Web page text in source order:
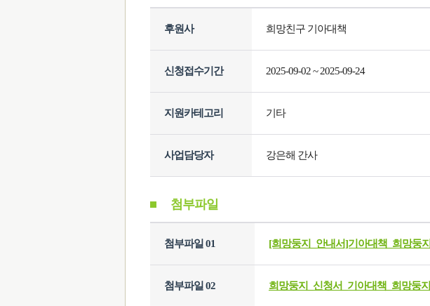
후원사 희망친구 기아대책
신청접수기간 2025-09-02 ~ 2025-09-24
지원카테고리 기타
사업담당자 강은해 간사
첨부파일
첨부파일 01 [희망둥지_안내서]기아대책_희망둥
첨부파일 02 희망둥지_신청서_기아대책_희망둥